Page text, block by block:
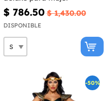
$ 786.50 $ 1,430.00
DISPONIBLE
-50%